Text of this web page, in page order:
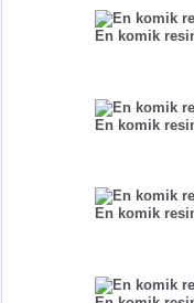
En komik
En komik
En komik